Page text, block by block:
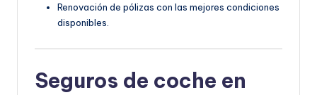
Renovación de pólizas con las mejores condiciones
disponibles.
Seguros de coche en